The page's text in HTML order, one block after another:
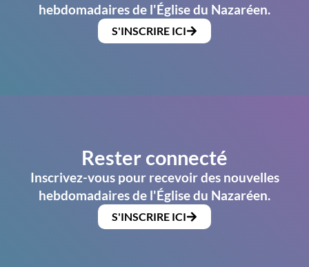
hebdomadaires de l'Église du Nazaréen.
S'INSCRIRE ICI
Rester connecté
Inscrivez-vous pour recevoir des nouvelles
hebdomadaires de l'Église du Nazaréen.
S'INSCRIRE ICI